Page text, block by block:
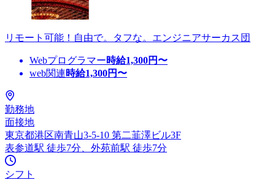
リモート可能！自由で。タフな。エンジニアサーカス団
Webプログラマー時給1,300円〜
web関連時給1,300円〜
勤務地
面接地
東京都港区南青山3-5-10 第二韮澤ビル3F
表参道駅 徒歩7分、外苑前駅 徒歩7分
シフト